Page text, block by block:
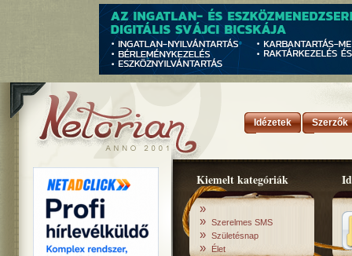
Idézetek Szerzők
Kiemelt kategóriák
»
» Szerelmes SMS
» Születésnap
» Élet